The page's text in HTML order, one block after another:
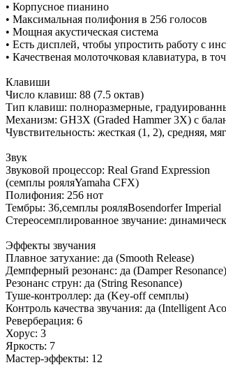
• Корпусное пианино
• Максимальная полифония в 256 голосов
• Мощная акустическая система
• Есть дисплей, чтобы упростить работу с
• Качественая молоточковая клавиатура, в
Клавиши
Число клавиш: 88 (7.5 октав)
Тип клавиш: полноразмерные,
Механизм: GH3X (Graded Hammer 3X) с
Чувствительность: жесткая (1, 2), средняя,
Звук
Звуковой процессор: Real Grand Expression
(семплы рояляYamaha CFX)
Полифония: 256 нот
Тембры: 36,семплы рояляBosendorfer Imperial
Стереосемплированное звучание:
Эффекты звучания
Плавное затухание: да (Smooth Release)
Демпферный резонанс: да (Damper Resonance)
Резонанс струн: да (String Resonance)
Туше-контроллер: да (Key-off семплы)
Контроль качества звучания: да (Intelligent
Реверберация: 6
Хорус: 3
Яркость: 7
Мастер-эффекты: 12